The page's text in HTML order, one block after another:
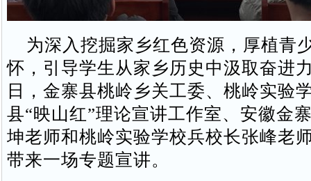
为深入挖掘家乡红色资源，厚植青
怀，引导学生从家乡历史中汲取奋进
日，金寨县桃岭乡关工委、桃岭实验
县“映山红”理论宣讲工作室、安徽金
坤老师和桃岭实验学校兵校长张峰老
带来一场专题宣讲。